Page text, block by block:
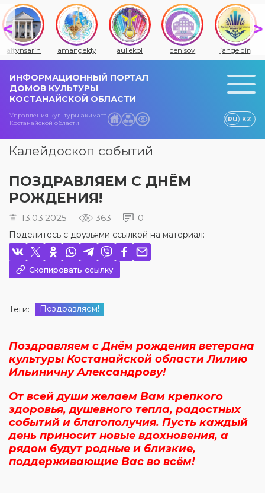
altynsarin amangeldy auliekol denisov jangeldin
ИНФОРМАЦИОННЫЙ ПОРТАЛ
ДОМОВ КУЛЬТУРЫ
КОСТАНАЙСКОЙ ОБЛАСТИ
Управления культуры акимата
Костанайской области
RU KZ
Калейдоскоп событий
ПОЗДРАВЛЯЕМ С ДНЁМ
РОЖДЕНИЯ!
13.03.2025 363 0
Поделитесь с друзьями ссылкой на материал:
Скопировать ссылку
Теги: Поздравляем!
Поздравляем с Днём рождения ветерана
культуры Костанайской области Лилию
Ильиничну Александрову!
От всей души желаем Вам крепкого
здоровья, душевного тепла, радостных
событий и благополучия. Пусть каждый
день приносит новые вдохновения, а
рядом будут родные и близкие,
поддерживающие Вас во всём!